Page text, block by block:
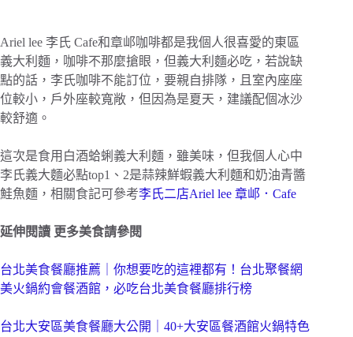
Ariel lee 李氏 Cafe和章邖咖啡都是我個人很喜愛的東區
義大利麵，咖啡不那麼搶眼，但義大利麵必吃，若說缺
點的話，李氏咖啡不能訂位，要親自排隊，且室內座座
位較小，戶外座較寬敞，但因為是夏天，建議配個冰沙
較舒適。
這次是食用白酒蛤蜊義大利麵，雖美味，但我個人心中
李氏義大麵必點top1、2是蒜辣鮮蝦義大利麵和奶油青醬
鮭魚麵，相關食記可參考李氏二店Ariel lee 章邖．Cafe
延伸閱讀 更多美食請參閱
台北美食餐廳推薦｜你想要吃的這裡都有！台北聚餐網
美火鍋約會餐酒館，必吃台北美食餐廳排行榜
台北大安區美食餐廳大公開｜40+大安區餐酒館火鍋特色